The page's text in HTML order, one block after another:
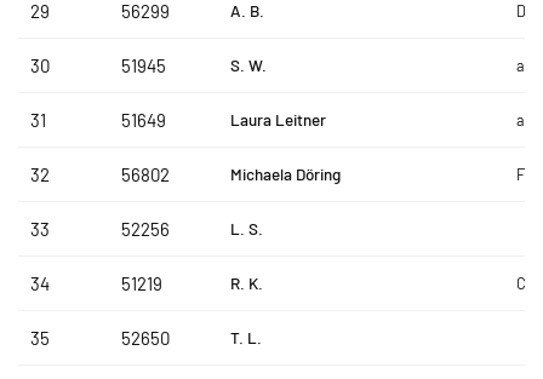
29 56299 A. B.
30 51945 S. W.
31 51649 Laura Leitner
32 56802 Michaela Döring
33 52256 L. S.
34 51219 R. K.
35 52650 T. L.